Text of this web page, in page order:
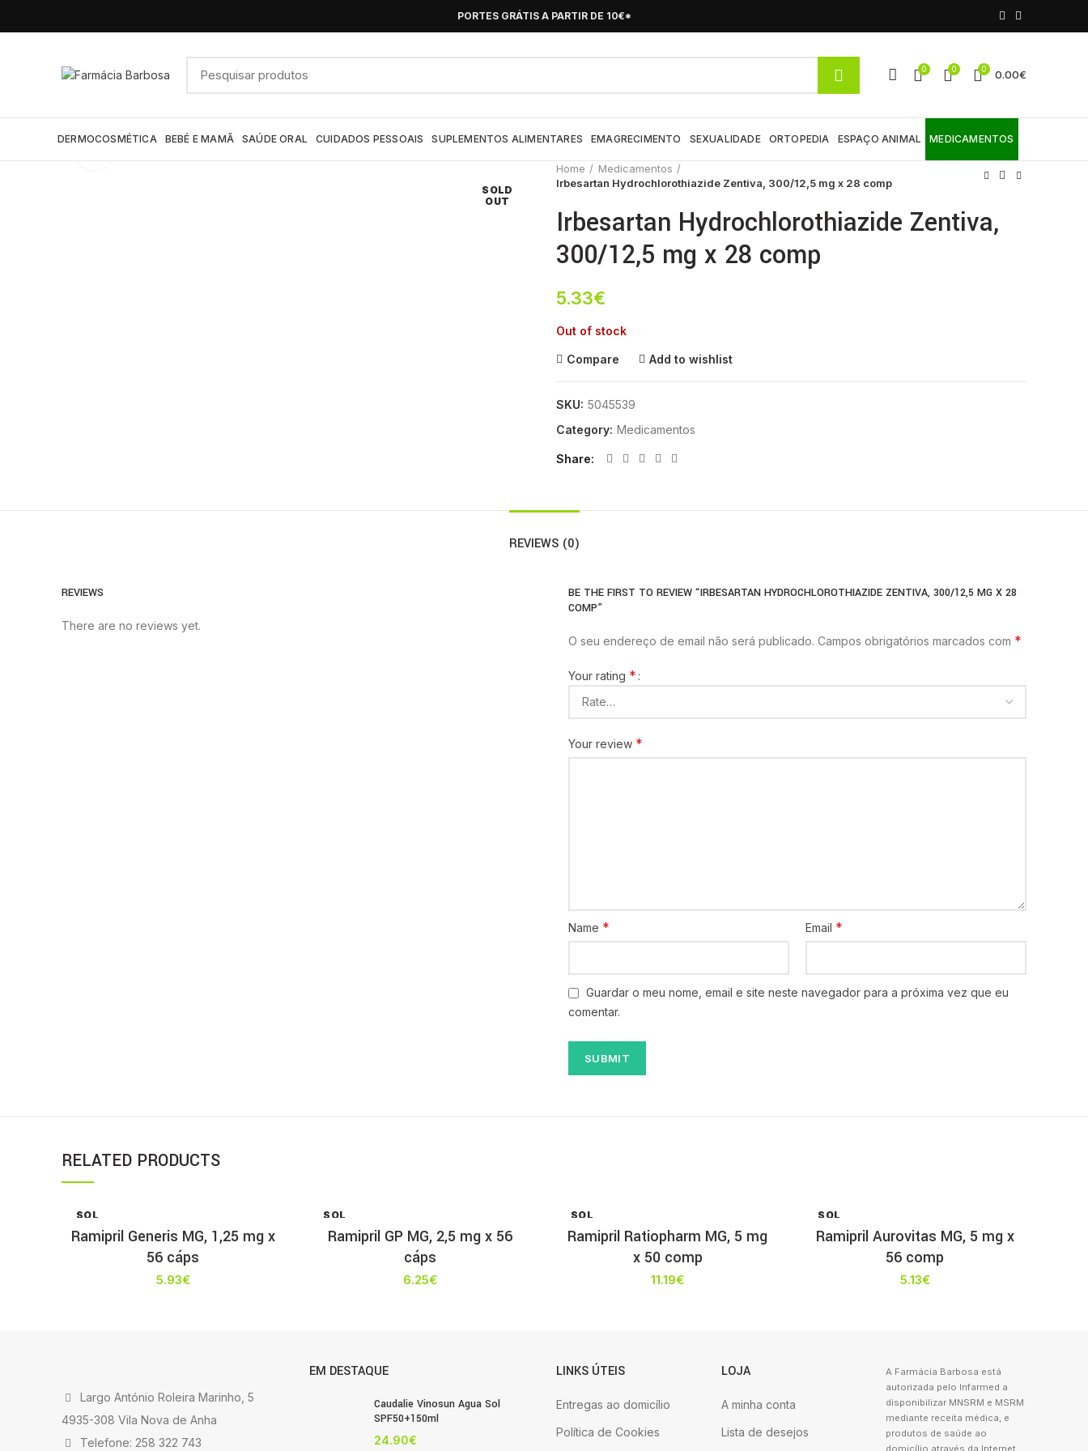
PORTES GRÁTIS A PARTIR DE 10€*
0 0 0 0.00€
DERMOCOSMÉTICA BEBÉ E MAMÃ SAÚDE ORAL CUIDADOS PESSOAIS SUPLEMENTOS ALIMENTARES EMAGRECIMENTO SEXUALIDADE ORTOPEDIA ESPAÇO ANIMAL MEDICAMENTOS
SOLD
OUT
Home
Medicamentos
Irbesartan Hydrochlorothiazide Zentiva, 300/12,5 mg x 28 comp
Irbesartan Hydrochlorothiazide Zentiva,
300/12,5 mg x 28 comp
5.33€
Out of stock
Compare Add to wishlist
SKU: 5045539
Category: Medicamentos
Share
REVIEWS (0)
REVIEWS
There are no reviews yet.
BE THE FIRST TO REVIEW “IRBESARTAN HYDROCHLOROTHIAZIDE ZENTIVA, 300/12,5 MG X 28
COMP”
O seu endereço de email não será publicado. Campos obrigatórios marcados com *
Your rating *
Your review *
Name * Email *
Guardar o meu nome, email e site neste navegador para a próxima vez que eu
comentar.
RELATED PRODUCTS
SOL
T
Ramipril Generis MG, 1,25 mg x
56 cáps
5.93€
SOL
T
Ramipril GP MG, 2,5 mg x 56
cáps
6.25€
SOL
T
Ramipril Ratiopharm MG, 5 mg
x 50 comp
11.19€
SOL
T
Ramipril Aurovitas MG, 5 mg x
56 comp
5.13€
Largo António Roleira Marinho, 5
4935-308 Vila Nova de Anha
Telefone: 258 322 743
EM DESTAQUE
Caudalie Vinosun Agua Sol
SPF50+150ml
24.90€
LINKS ÚTEIS
Entregas ao domicílio
Política de Cookies
LOJA
A minha conta
Lista de desejos
A Farmácia Barbosa está
autorizada pelo Infarmed a
disponibilizar MNSRM e MSRM
mediante receita médica, e
produtos de saúde ao
domicílio através da Internet.